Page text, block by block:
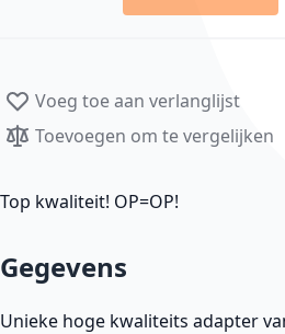
Voeg toe aan verlanglijst
Toevoegen om te vergelijken
Top kwaliteit! OP=OP!
Gegevens
Unieke hoge kwaliteits adapter